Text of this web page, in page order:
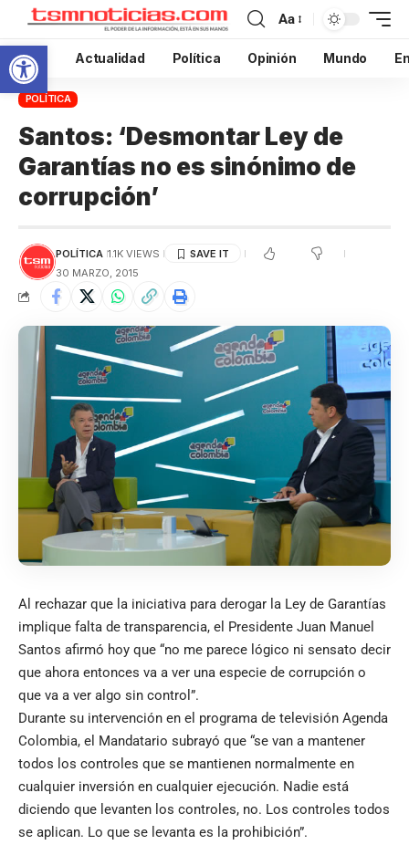
Abrir barra de herramientas
Aa
Inicio Actualidad Política Opinión Mundo
POLÍTICA
Santos: ‘Desmontar Ley de
Garantías no es sinónimo de
corrupción’
POLÍTICA 1.1K VIEWS
30 MARZO, 2015
Al rechazar que la iniciativa para derogar la Ley de Garantías
implique falta de transparencia, el Presidente Juan Manuel
Santos afirmó hoy que “no me parece lógico ni sensato decir
que ahora entonces va a ver una especie de corrupción o
que va a ver algo sin control”.
Durante su intervención en el programa de televisión Agenda
Colombia, el Mandatario subrayó que “se van a mantener
todos los controles que se mantienen normalmente en
cualquier inversión en cualquier ejecución. Nadie está
diciendo que levanten los controles, no. Los controles todos
se aplican. Lo que se levanta es la prohibición”.